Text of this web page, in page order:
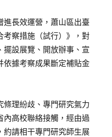
進長效運營，蕭山區出臺
考察措施（試行）》，對
擺設展覽、開放辦事、宣
依據考察成果斷定補貼金
條理紛歧、專門研究氣力
內高校聯絡接觸，經由過
約請相干專門研究師生展